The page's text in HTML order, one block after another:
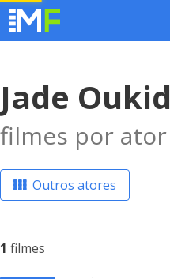
Jade Oukid
filmes por ator
Outros atores
1 filmes